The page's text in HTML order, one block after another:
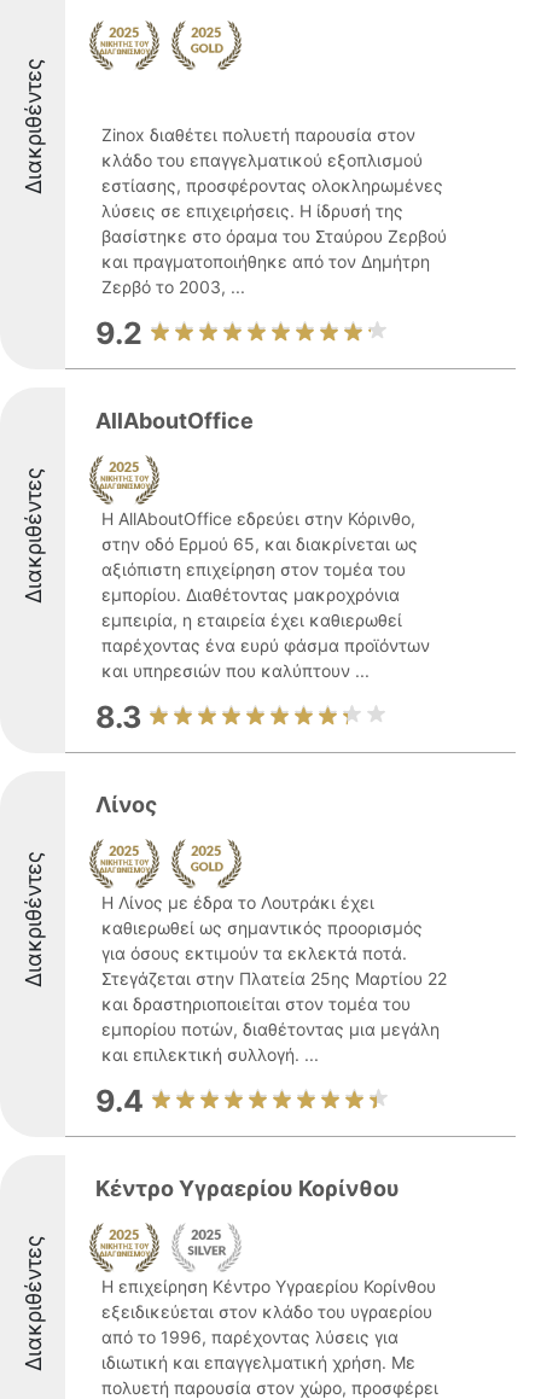
Διακριθέντες
Zinox διαθέτει πολυετή παρουσία στον
κλάδο του επαγγελματικού εξοπλισμού
εστίασης, προσφέροντας ολοκληρωμένες
λύσεις σε επιχειρήσεις. Η ίδρυσή της
βασίστηκε στο όραμα του Σταύρου Ζερβού
και πραγματοποιήθηκε από τον Δημήτρη
Ζερβό το 2003, ...
9.2
Διακριθέντες
AllAboutOffice
Η AllAboutOffice εδρεύει στην Κόρινθο,
στην οδό Ερμού 65, και διακρίνεται ως
αξιόπιστη επιχείρηση στον τομέα του
εμπορίου. Διαθέτοντας μακροχρόνια
εμπειρία, η εταιρεία έχει καθιερωθεί
παρέχοντας ένα ευρύ φάσμα προϊόντων
και υπηρεσιών που καλύπτουν ...
8.3
Διακριθέντες
Λίνος
Η Λίνος με έδρα το Λουτράκι έχει
καθιερωθεί ως σημαντικός προορισμός
για όσους εκτιμούν τα εκλεκτά ποτά.
Στεγάζεται στην Πλατεία 25ης Μαρτίου 22
και δραστηριοποιείται στον τομέα του
εμπορίου ποτών, διαθέτοντας μια μεγάλη
και επιλεκτική συλλογή. ...
9.4
Διακριθέντες
Κέντρο Υγραερίου Κορίνθου
Η επιχείρηση Κέντρο Υγραερίου Κορίνθου
εξειδικεύεται στον κλάδο του υγραερίου
από το 1996, παρέχοντας λύσεις για
ιδιωτική και επαγγελματική χρήση. Με
πολυετή παρουσία στον χώρο, προσφέρει